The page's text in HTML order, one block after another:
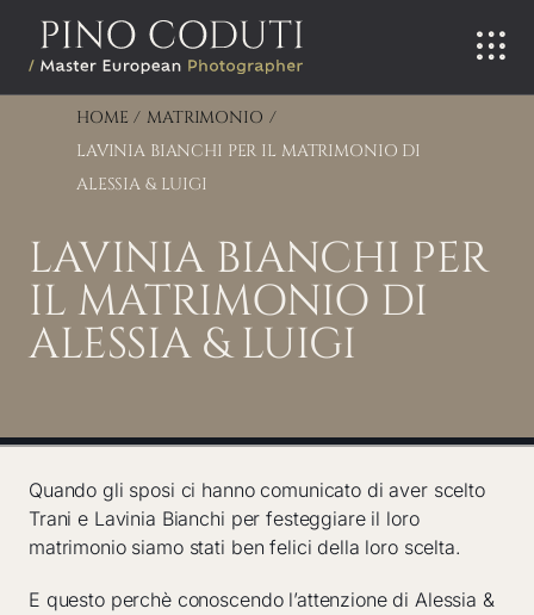
contenuto
HOME
MATRIMONIO
LAVINIA BIANCHI PER IL MATRIMONIO DI
ALESSIA & LUIGI
LAVINIA BIANCHI PER
IL MATRIMONIO DI
ALESSIA & LUIGI
Quando gli sposi ci hanno comunicato di aver scelto
Trani e Lavinia Bianchi per festeggiare il loro
matrimonio siamo stati ben felici della loro scelta.
E questo perchè conoscendo l’attenzione di Alessia &